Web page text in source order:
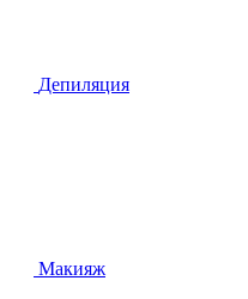
Депиляция
Макияж